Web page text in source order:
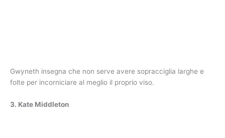
Gwyneth insegna che non serve avere sopracciglia larghe e
folte per incorniciare al meglio il proprio viso.
3. Kate Middleton